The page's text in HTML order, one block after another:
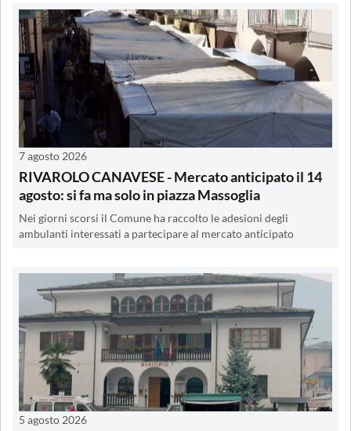
7 agosto 2026
RIVAROLO CANAVESE - Mercato anticipato il 14
agosto: si fa ma solo in piazza Massoglia
Nei giorni scorsi il Comune ha raccolto le adesioni degli
ambulanti interessati a partecipare al mercato anticipato
5 agosto 2026